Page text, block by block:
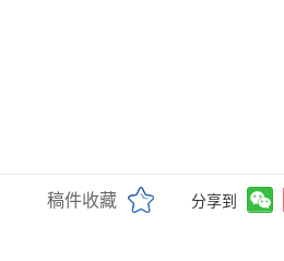
稿件收藏 分享到